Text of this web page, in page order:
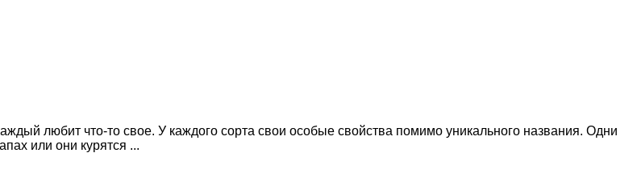
любит что-то свое. У каждого сорта свои особые свойства помимо уникального названия. Одни
или они курятся ...